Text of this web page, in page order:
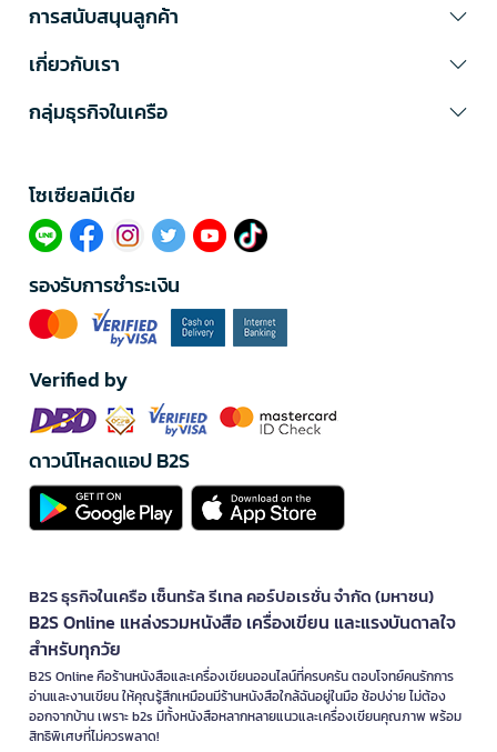
การสนับสนุนลูกค้า
เกี่ยวกับเรา
กลุ่มธุรกิจในเครือ
โซเซียลมีเดีย​
รองรับการชำระเงิน
Verified by
ดาวน์โหลดแอป B2S
B2S ธุรกิจในเครือ เซ็นทรัล รีเทล คอร์ปอเรชั่น จำกัด (มหาชน)
B2S Online แหล่งรวมหนังสือ เครื่องเขียน และแรงบันดาลใจ
สำหรับทุกวัย
B2S Online คือร้านหนังสือและเครื่องเขียนออนไลน์ที่ครบครัน ตอบโจทย์คนรักการ
อ่านและงานเขียน ให้คุณรู้สึกเหมือนมีร้านหนังสือใกล้ฉันอยู่ในมือ ช้อปง่าย ไม่ต้อง
ออกจากบ้าน เพราะ b2s มีทั้งหนังสือหลากหลายแนวและเครื่องเขียนคุณภาพ พร้อม
สิทธิพิเศษที่ไม่ควรพลาด!